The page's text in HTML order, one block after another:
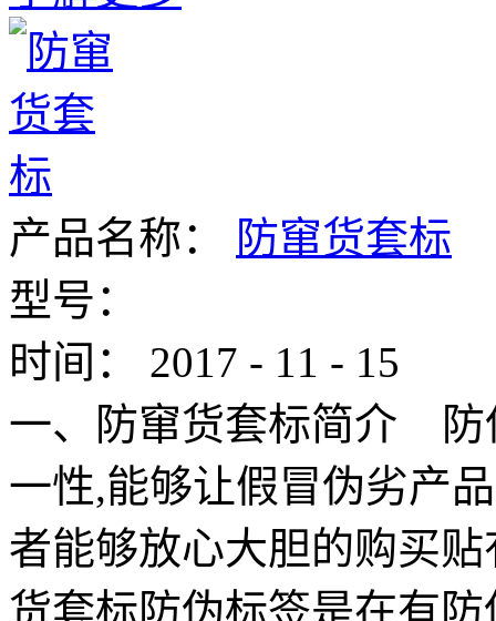
产品名称：
防窜货套标
型号：
时间：
2017 - 11 - 15
一、防窜货套标简介 防
一性,能够让假冒伪劣产
者能够放心大胆的购买
货套标防伪标签是在有